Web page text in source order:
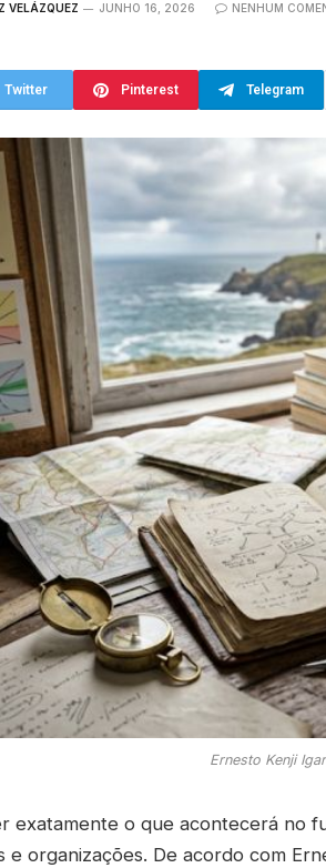
VELÁZQUEZ JUNHO 16, 2026 NENHUM
Twitter Pinterest Telegram
Ernesto Kenji
exatamente o que acontecerá no
e organizações. De acordo com